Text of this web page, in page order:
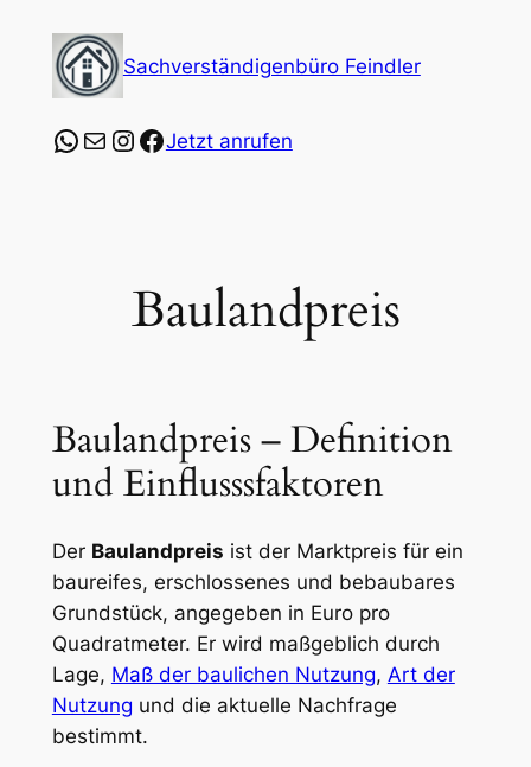
Inhalt
springen
Sachverständigenbüro Feindler
https://wa.me/
E-MailInstagram
Facebook
Jetzt anrufen
Baulandpreis
Baulandpreis – Definition
und Einflusssfaktoren
Der Baulandpreis ist der Marktpreis für ein
baureifes, erschlossenes und bebaubares
Grundstück, angegeben in Euro pro
Quadratmeter. Er wird maßgeblich durch
Lage, Maß der baulichen Nutzung, Art der
Nutzung und die aktuelle Nachfrage
bestimmt.